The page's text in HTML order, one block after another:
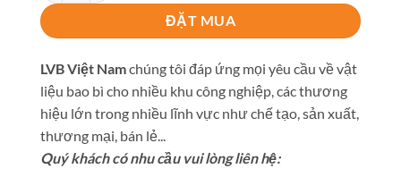
ĐẶT MUA
LVB Việt Namchúng tôi đáp ứng mọi yêu cầu về vật
liệu bao bì cho nhiều khu công nghiệp, các thương
hiệu lớn trong nhiều lĩnh vực như chế tạo, sản xuất,
thương mại, bán lẻ...
Quý khách có nhu cầu vui lòng liên hệ: